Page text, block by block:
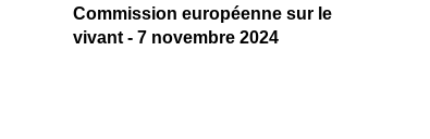
Commission européenne sur le
vivant - 7 novembre 2024